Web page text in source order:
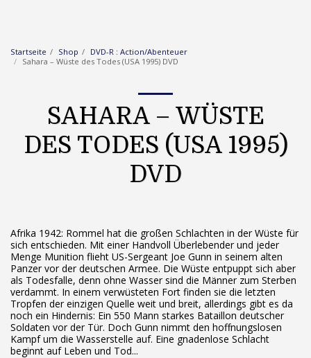
Startseite Shop
DVD-R : Action/Abenteuer
Sahara – Wüste des Todes (USA 1995) DVD
SAHARA – WÜSTE
DES TODES (USA 1995)
DVD
Afrika 1942: Rommel hat die großen Schlachten in der Wüste für
sich entschieden. Mit einer Handvoll Überlebender und jeder
Menge Munition flieht US-Sergeant Joe Gunn in seinem alten
Panzer vor der deutschen Armee. Die Wüste entpuppt sich aber
als Todesfalle, denn ohne Wasser sind die Männer zum Sterben
verdammt. In einem verwüsteten Fort finden sie die letzten
Tropfen der einzigen Quelle weit und breit, allerdings gibt es da
noch ein Hindernis: Ein 550 Mann starkes Bataillon deutscher
Soldaten vor der Tür. Doch Gunn nimmt den hoffnungslosen
Kampf um die Wasserstelle auf. Eine gnadenlose Schlacht
beginnt auf Leben und Tod...